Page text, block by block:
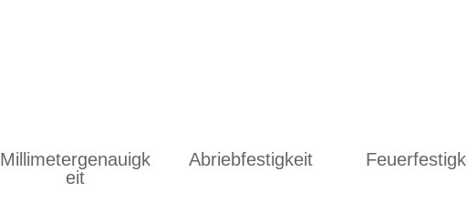
Millimetergenauigk
eit
Abriebfestigkeit